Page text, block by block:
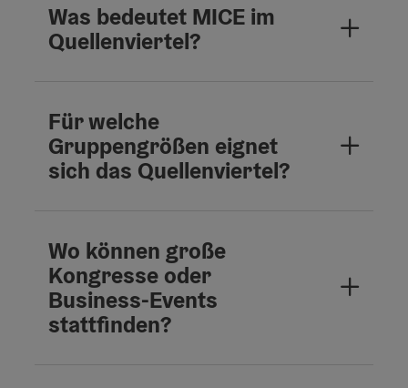
Was bedeutet MICE im
Quellenviertel?
Für welche
Gruppengrößen eignet
sich das Quellenviertel?
Wo können große
Kongresse oder
Business-Events
stattfinden?